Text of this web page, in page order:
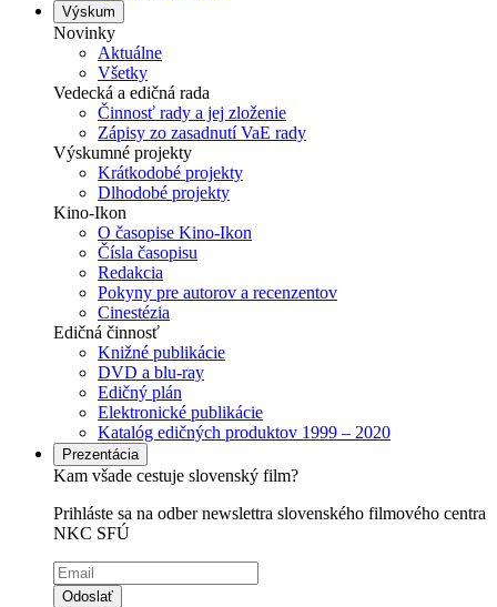
Výskum
Novinky
Aktuálne
Všetky
Vedecká a edičná rada
Činnosť rady a jej zloženie
Zápisy zo zasadnutí VaE rady
Výskumné projekty
Krátkodobé projekty
Dlhodobé projekty
Kino-Ikon
O časopise Kino-Ikon
Čísla časopisu
Redakcia
Pokyny pre autorov a recenzentov
Cinestézia
Edičná činnosť
Knižné publikácie
DVD a blu-ray
Edičný plán
Elektronické publikácie
Katalóg edičných produktov 1999 – 2020
Prezentácia
Kam všade cestuje slovenský film?
Prihláste sa na odber newslettra slovenského filmového centra
NKC SFÚ
Odoslať